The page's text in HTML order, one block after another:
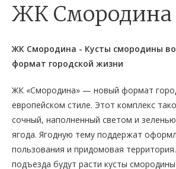
ЖК Смородина
ЖК Смородина - Кусты смородины
формат городской жизни
ЖК «Смородина» — новый формат
европейском стиле. Этот комплекс
сочный, наполненный светом и
ягода. Ягодную тему поддержат
пользования и придомовая
подъезда будут расти кусты